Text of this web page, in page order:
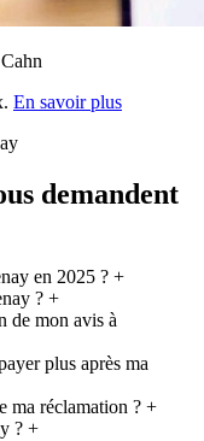
En savoir plus
demandent
en 2025 ?+
?+
de mon avis à
plus après ma
ma réclamation ?+
?+